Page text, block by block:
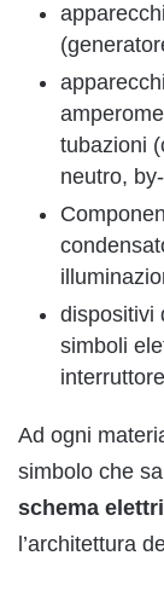
tubazioni
neutro,
dispositivi
simboli
Ad ogni
simbolo che
schema
l’architettura